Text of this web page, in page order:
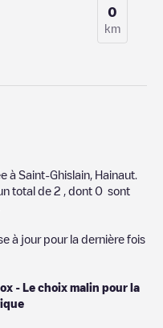
0
km
à Saint-Ghislain Hainaut
total de 2 , dont 0 sont
à jour pour la dernière fois
- Le choix malin pour la